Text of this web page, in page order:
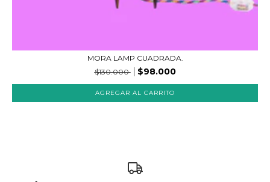
MORA LAMP CUADRADA.
$130.000
$98.000